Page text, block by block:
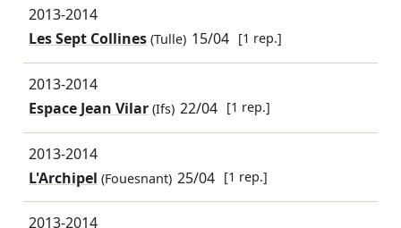
2013-2014
Les Sept Collines(Tulle) 15/04 [1 rep.]
2013-2014
Espace Jean Vilar(Ifs) 22/04 [1 rep.]
2013-2014
L'Archipel (Fouesnant) 25/04 [1 rep.]
2013-2014